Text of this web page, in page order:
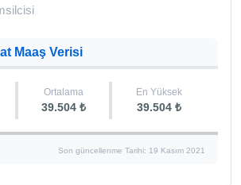
Maaş Verisi
Ortalama
39.504 ₺
En Yüksek
39.504 ₺
Son güncellenme Tarihi: 19 Kasım 2021